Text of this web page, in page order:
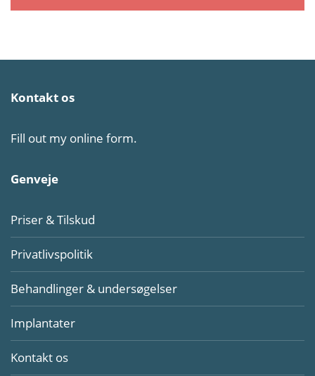
Kontakt os
Fill out my online form.
Genveje
Priser & Tilskud
Privatlivspolitik
Behandlinger & undersøgelser
Implantater
Kontakt os